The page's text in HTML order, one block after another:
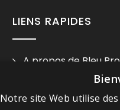
LIENS RAPIDES
A propos de Bleu
Mentions légales
Conditions de vente
Notre site Web utilise